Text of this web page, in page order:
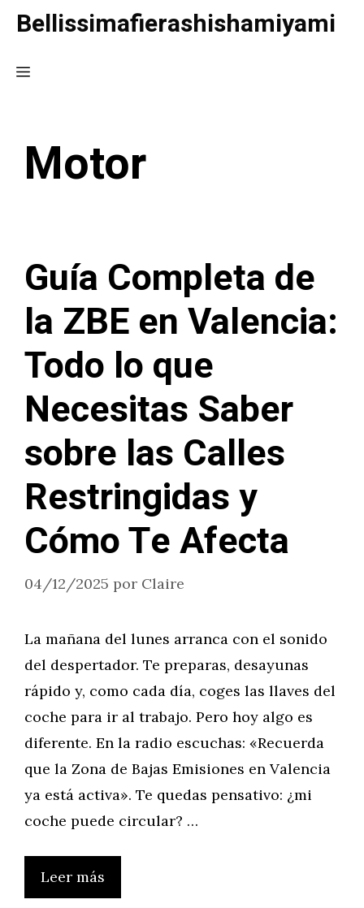
Saltar
contenido
Bellissimafierashishamiyami
Menú
Motor
Guía Completa de
la ZBE en Valencia:
Todo lo que
Necesitas Saber
sobre las Calles
Restringidas y
Cómo Te Afecta
04/12/2025 por Claire
La mañana del lunes arranca con el sonido
del despertador. Te preparas, desayunas
rápido y, como cada día, coges las llaves del
coche para ir al trabajo. Pero hoy algo es
diferente. En la radio escuchas: «Recuerda
que la Zona de Bajas Emisiones en Valencia
ya está activa». Te quedas pensativo: ¿mi
coche puede circular? …
Leer más